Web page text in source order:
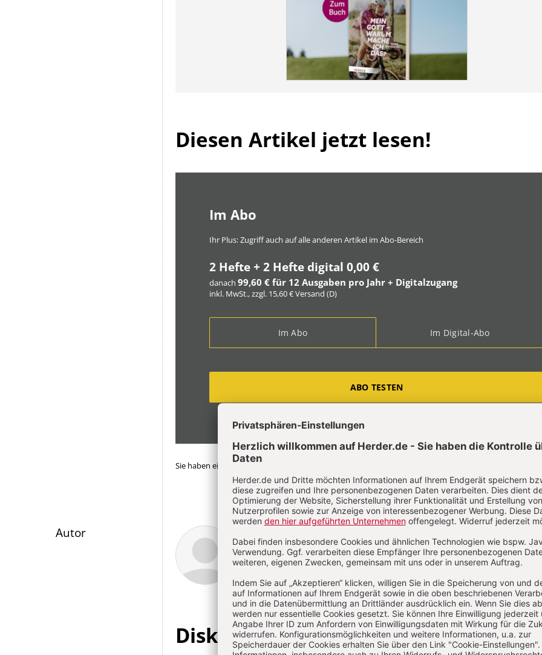
Diesen Artikel jetzt lesen!
Im Abo
Ihr Plus: Zugriff auch auf alle anderen Artikel im Abo-Bereich
2 Hefte + 2 Hefte digital 0,00 €
danach 99,60 € für 12 Ausgaben pro Jahr + Digitalzugang
inkl. MwSt., zzgl. 15,60 € Versand (D)
Im Abo Im Digital-Abo
ABO TESTEN
Sie haben ein Abonnement?
Überschrift
Autor
Diskussion